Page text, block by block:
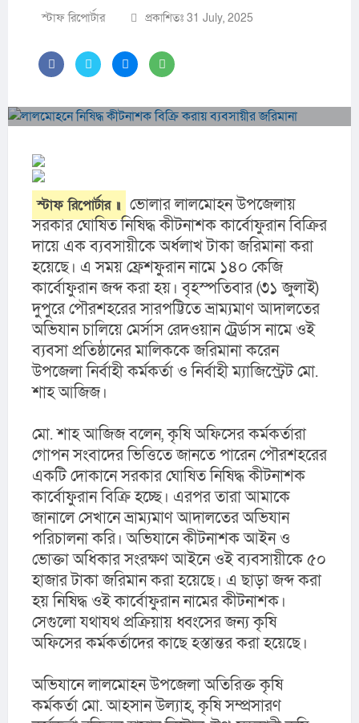
স্টাফ রিপোর্টার প্রকাশিতঃ 31 July, 2025
স্টাফ রিপোর্টার ॥ ভোলার লালমোহন উপজেলায়
সরকার ঘোষিত নিষিদ্ধ কীটনাশক কার্বোফুরান বিক্রির
দায়ে এক ব্যবসায়ীকে অর্ধলাখ টাকা জরিমানা করা
হয়েছে। এ সময় ফ্রেশফুরান নামে ১৪০ কেজি
কার্বোফুরান জব্দ করা হয়। বৃহস্পতিবার (৩১ জুলাই)
দুপুরে পৌরশহরের সারপট্টিতে ভ্রাম্যমাণ আদালতের
অভিযান চালিয়ে মের্সাস রেদওয়ান ট্রের্ডাস নামে ওই
ব্যবসা প্রতিষ্ঠানের মালিককে জরিমানা করেন
উপজেলা নির্বাহী কর্মকর্তা ও নির্বাহী ম্যাজিস্ট্রেট মো.
শাহ আজিজ।
মো. শাহ আজিজ বলেন, কৃষি অফিসের কর্মকর্তারা
গোপন সংবাদের ভিত্তিতে জানতে পারেন পৌরশহরের
একটি দোকানে সরকার ঘোষিত নিষিদ্ধ কীটনাশক
কার্বোফুরান বিক্রি হচ্ছে। এরপর তারা আমাকে
জানালে সেখানে ভ্রাম্যমাণ আদালতের অভিযান
পরিচালনা করি। অভিযানে কীটনাশক আইন ও
ভোক্তা অধিকার সংরক্ষণ আইনে ওই ব্যবসায়ীকে ৫০
হাজার টাকা জরিমান করা হয়েছে। এ ছাড়া জব্দ করা
হয় নিষিদ্ধ ওই কার্বোফুরান নামের কীটনাশক।
সেগুলো যথাযথ প্রক্রিয়ায় ধ্বংসের জন্য কৃষি
অফিসের কর্মকর্তাদের কাছে হস্তান্তর করা হয়েছে।
অভিযানে লালমোহন উপজেলা অতিরিক্ত কৃষি
কর্মকর্তা মো. আহসান উল্যাহ, কৃষি সম্প্রসারণ